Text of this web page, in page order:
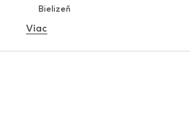
Bielizeň
Košele
Viac